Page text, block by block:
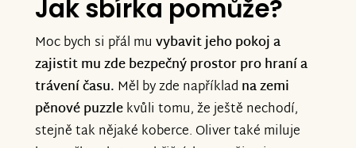
Jak sbírka pomůže?
Moc bych si přál mu vybavit jeho pokoj a
zajistit mu zde bezpečný prostor pro hraní a
trávení času. Měl by zde například na zemi
pěnové puzzlekvůli tomu, že ještě nechodí,
stejně tak nějaké koberce. Oliver také miluje